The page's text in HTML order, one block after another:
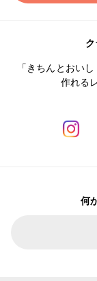
「きちんとおい
作れる
何